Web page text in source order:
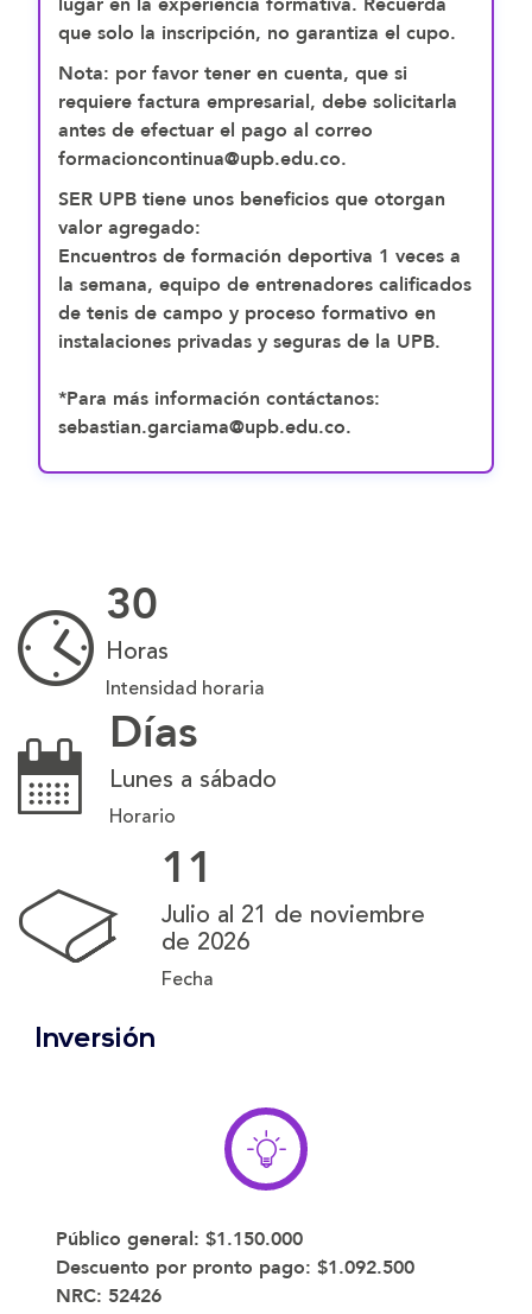
que solo la inscripción, no garantiza el cupo.
Nota: por favor tener en cuenta, que si
requiere factura empresarial, debe solicitarla
antes de efectuar el pago al correo
formacioncontinua@upb.edu.co.
SER UPB tiene unos beneficios que otorgan
valor agregado:
Encuentros de formación deportiva 1 veces a
la semana, equipo de entrenadores calificados
de tenis de campo y proceso formativo en
instalaciones privadas y seguras de la UPB.
*Para más información contáctanos:
sebastian.garciama@upb.edu.co.
30
Horas
Intensidad horaria
Días
Lunes a sábado
Horario
11
Julio al 21 de noviembre
de 2026
Fecha
Inversión
Público general: $1.150.000
Descuento por pronto pago: $1.092.500
NRC: 52426